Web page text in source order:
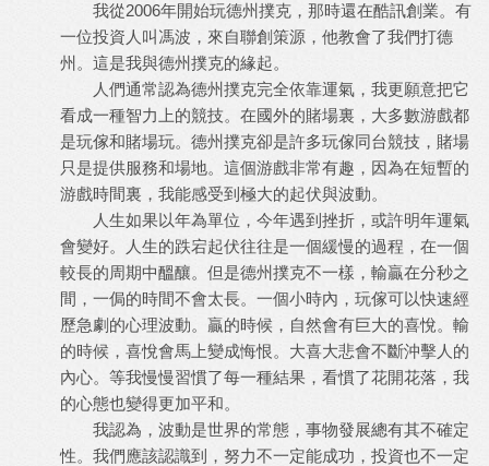
我從2006年開始玩德州撲克，那時還在酷訊創業。有
一位投資人叫馮波，來自聯創策源，他教會了我們打德
州。這是我與德州撲克的緣起。
人們通常認為德州撲克完全依靠運氣，我更願意把它
看成一種智力上的競技。在國外的賭場裏，大多數游戲都
是玩傢和賭場玩。德州撲克卻是許多玩傢同台競技，賭場
只是提供服務和場地。這個游戲非常有趣，因為在短暫的
游戲時間裏，我能感受到極大的起伏與波動。
人生如果以年為單位，今年遇到挫折，或許明年運氣
會變好。人生的跌宕起伏往往是一個緩慢的過程，在一個
較長的周期中醞釀。但是德州撲克不一樣，輸贏在分秒之
間，一侷的時間不會太長。一個小時內，玩傢可以快速經
歷急劇的心理波動。贏的時候，自然會有巨大的喜悅。輸
的時候，喜悅會馬上變成悔恨。大喜大悲會不斷沖擊人的
內心。等我慢慢習慣了每一種結果，看慣了花開花落，我
的心態也變得更加平和。
我認為，波動是世界的常態，事物發展總有其不確定
性。我們應該認識到，努力不一定能成功，投資也不一定